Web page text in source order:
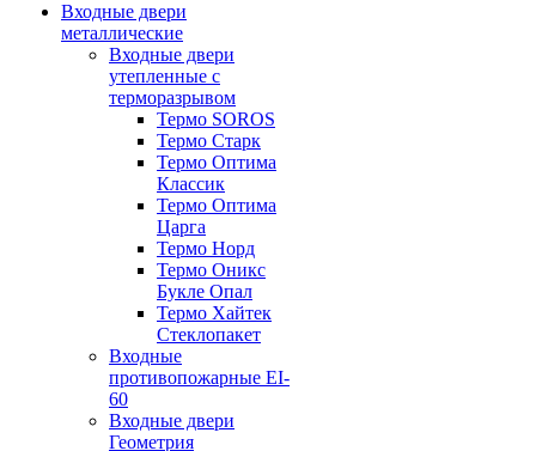
Входные двери
металлические
Входные двери
утепленные с
терморазрывом
Термо SOROS
Термо Старк
Термо Оптима
Классик
Термо Оптима
Царга
Термо Норд
Термо Оникс
Букле Опал
Термо Хайтек
Стеклопакет
Входные
противопожарные EI-
60
Входные двери
Геометрия